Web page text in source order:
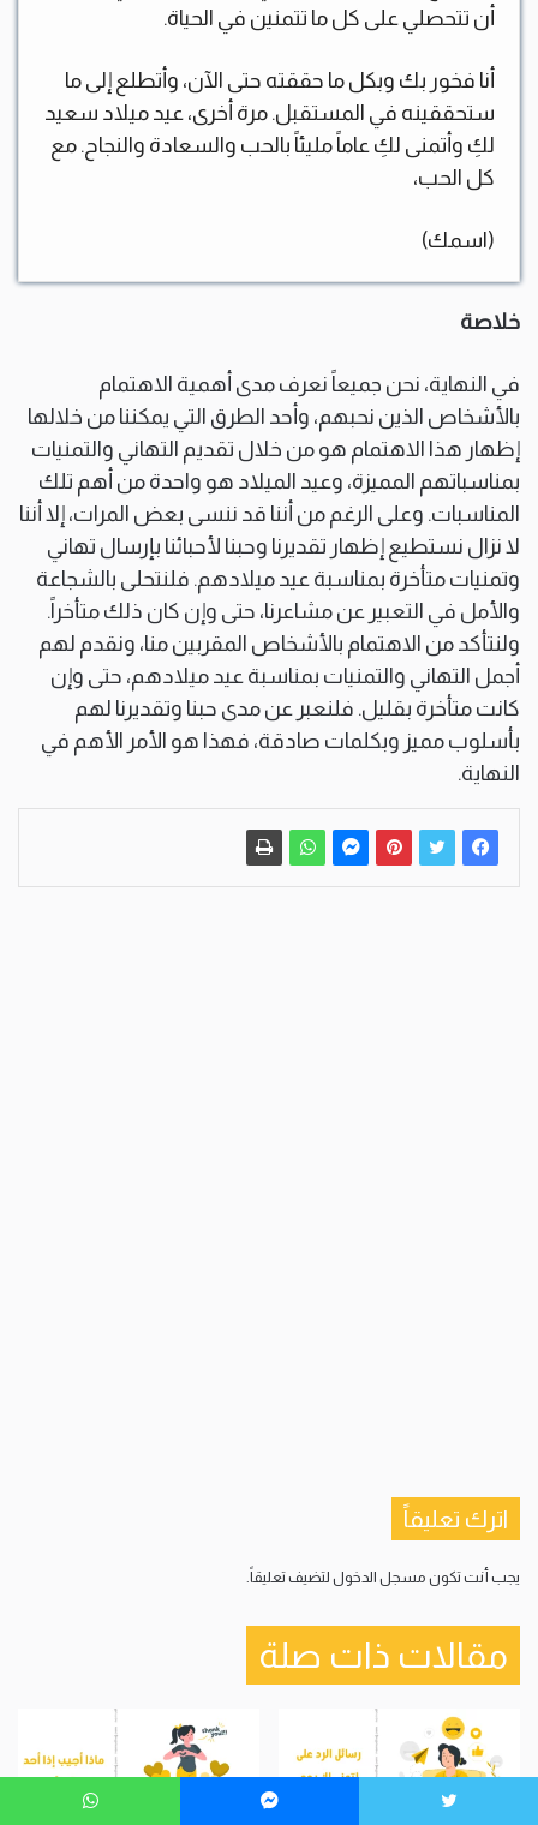
أن تتحصلي على كل ما تتمنين في الحياة.
أنا فخور بك وبكل ما حققته حتى الآن، وأتطلع إلى ما
ستحققينه في المستقبل. مرة أخرى، عيد ميلاد سعيد
لكِ وأتمنى لكِ عاماً مليئاً بالحب والسعادة والنجاح. مع
كل الحب،
(اسمك)
خلاصة
في النهاية، نحن جميعاً نعرف مدى أهمية الاهتمام
بالأشخاص الذين نحبهم، وأحد الطرق التي يمكننا من خلالها
إظهار هذا الاهتمام هو من خلال تقديم التهاني والتمنيات
بمناسباتهم المميزة، وعيد الميلاد هو واحدة من أهم تلك
المناسبات. وعلى الرغم من أننا قد ننسى بعض المرات، إلا أننا
لا نزال نستطيع إظهار تقديرنا وحبنا لأحبائنا بإرسال تهاني
وتمنيات متأخرة بمناسبة عيد ميلادهم. فلنتحلى بالشجاعة
والأمل في التعبير عن مشاعرنا، حتى وإن كان ذلك متأخراً.
ولنتأكد من الاهتمام بالأشخاص المقربين منا، ونقدم لهم
أجمل التهاني والتمنيات بمناسبة عيد ميلادهم، حتى وإن
كانت متأخرة بقليل. فلنعبر عن مدى حبنا وتقديرنا لهم
بأسلوب مميز وبكلمات صادقة، فهذا هو الأمر الأهم في
النهاية.
اترك تعليقاً
يجب أنت تكون مسجل الدخول لتضيف تعليقاً.
مقالات ذات صلة